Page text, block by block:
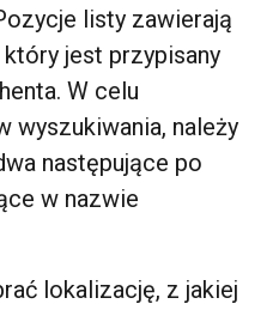
listy zawierają
jest przypisany
W celu
wyszukiwania, należy
następujące po
w nazwie
lokalizację, z jakiej